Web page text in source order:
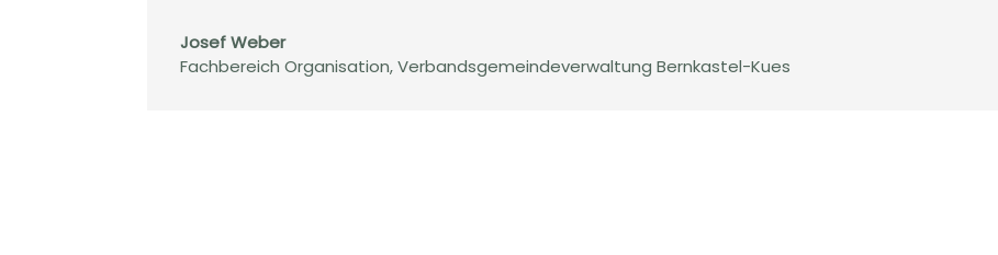
Josef Weber
Fachbereich Organisation, Verbandsgemeindeverwaltung Bernkastel-Kues